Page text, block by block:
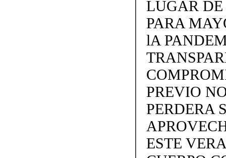
LUGAR
PARA
lA
PREVIO
PERDERA
ESTE